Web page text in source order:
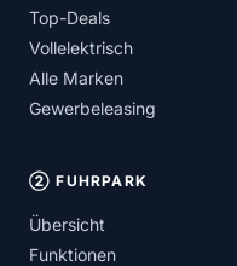
Top-Deals
Vollelektrisch
Alle Marken
Gewerbeleasing
② FUHRPARK
Übersicht
Funktionen